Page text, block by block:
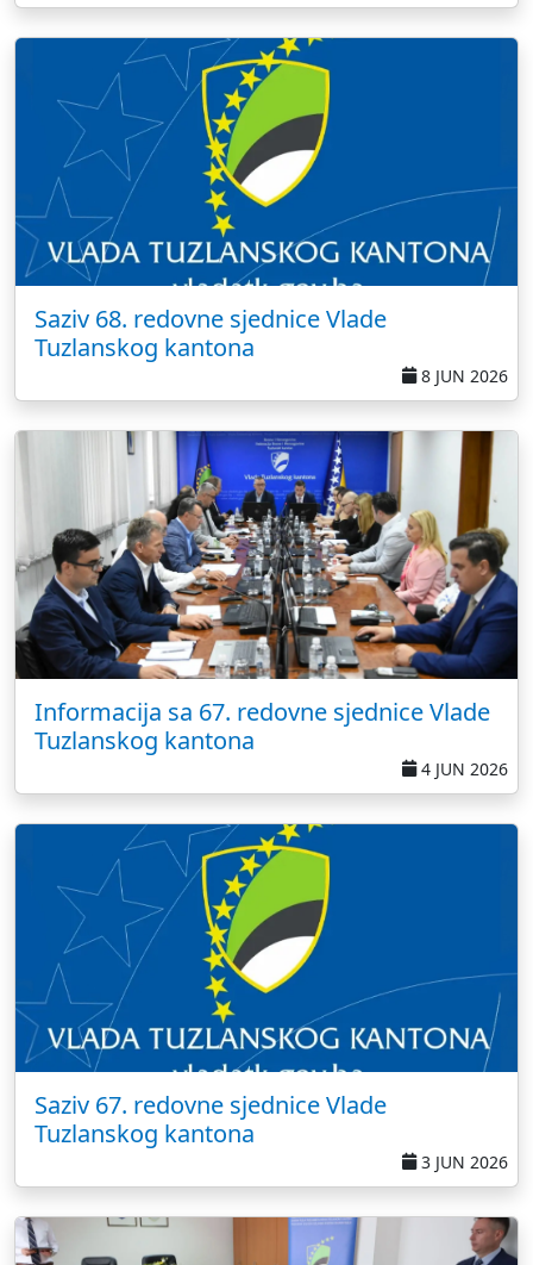
Saziv 68. redovne sjednice Vlade
Tuzlanskog kantona
8 JUN 2026
Informacija sa 67. redovne sjednice Vlade
Tuzlanskog kantona
4 JUN 2026
Saziv 67. redovne sjednice Vlade
Tuzlanskog kantona
3 JUN 2026